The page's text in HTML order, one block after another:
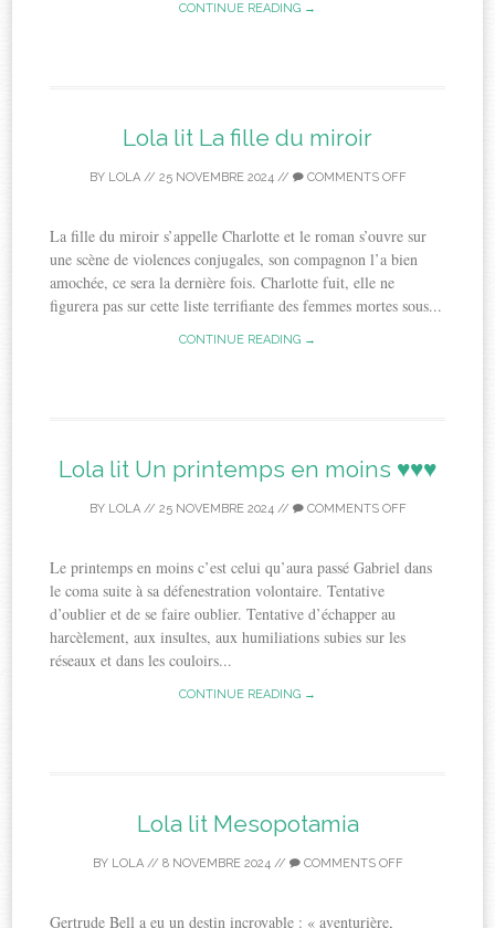
CONTINUE READING →
Lola lit La fille du miroir
BY LOLA// 25 NOVEMBRE 2024// COMMENTS OFF
La fille du miroir s’appelle Charlotte et le roman s’ouvre sur
une scène de violences conjugales, son compagnon l’a bien
amochée, ce sera la dernière fois. Charlotte fuit, elle ne
figurera pas sur cette liste terrifiante des femmes mortes sous...
CONTINUE READING →
Lola lit Un printemps en moins ♥♥♥
BY LOLA// 25 NOVEMBRE 2024// COMMENTS OFF
Le printemps en moins c’est celui qu’aura passé Gabriel dans
le coma suite à sa défenestration volontaire. Tentative
d’oublier et de se faire oublier. Tentative d’échapper au
harcèlement, aux insultes, aux humiliations subies sur les
réseaux et dans les couloirs...
CONTINUE READING →
Lola lit Mesopotamia
BY LOLA// 8 NOVEMBRE 2024// COMMENTS OFF
Gertrude Bell a eu un destin incroyable : « aventurière,